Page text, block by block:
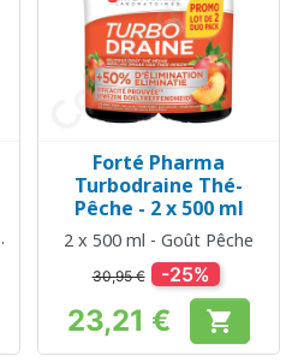
Forté Pharma
Turbodraine Thé-
Pêche - 2 x 500 ml
2 x 500 ml - Goût Pêche
30,95 € -25%
Prix
23,21 € 